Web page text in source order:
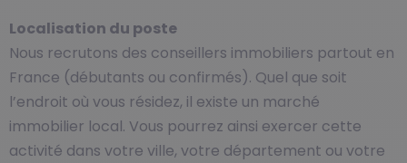
Localisation du poste
Nous recrutons des conseillers immobiliers partout en
France (débutants ou confirmés). Quel que soit
l’endroit où vous résidez, il existe un marché
immobilier local. Vous pourrez ainsi exercer cette
activité dans votre ville, votre département ou votre